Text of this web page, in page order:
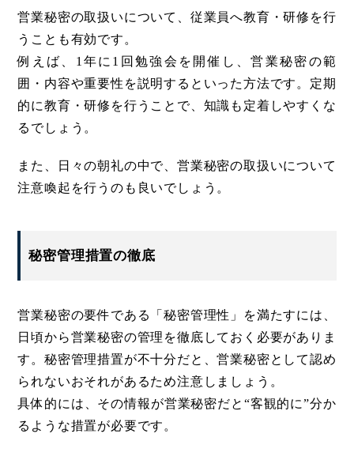
営業秘密の取扱いについて、従業員へ教育・研修を行
うことも有効です。
例えば、1年に1回勉強会を開催し、営業秘密の範
囲・内容や重要性を説明するといった方法です。定期
的に教育・研修を行うことで、知識も定着しやすくな
るでしょう。
また、日々の朝礼の中で、営業秘密の取扱いについて
注意喚起を行うのも良いでしょう。
秘密管理措置の徹底
営業秘密の要件である「秘密管理性」を満たすには、
日頃から営業秘密の管理を徹底しておく必要がありま
す。秘密管理措置が不十分だと、営業秘密として認め
られないおそれがあるため注意しましょう。
具体的には、その情報が営業秘密だと“客観的に”分か
るような措置が必要です。